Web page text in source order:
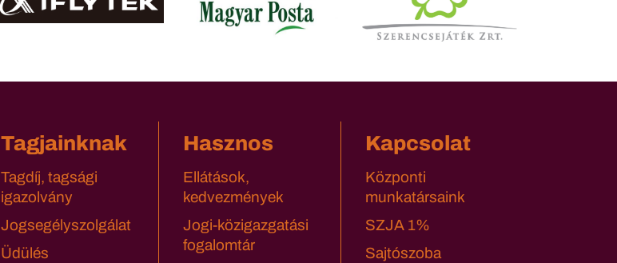
Tagjainknak
Tagdíj, tagsági
igazolvány
Jogsegélyszolgálat
Üdülés
Hasznos
Ellátások,
kedvezmények
Jogi-közigazgatási
fogalomtár
Kapcsolat
Központi
munkatársaink
SZJA 1%
Sajtószoba